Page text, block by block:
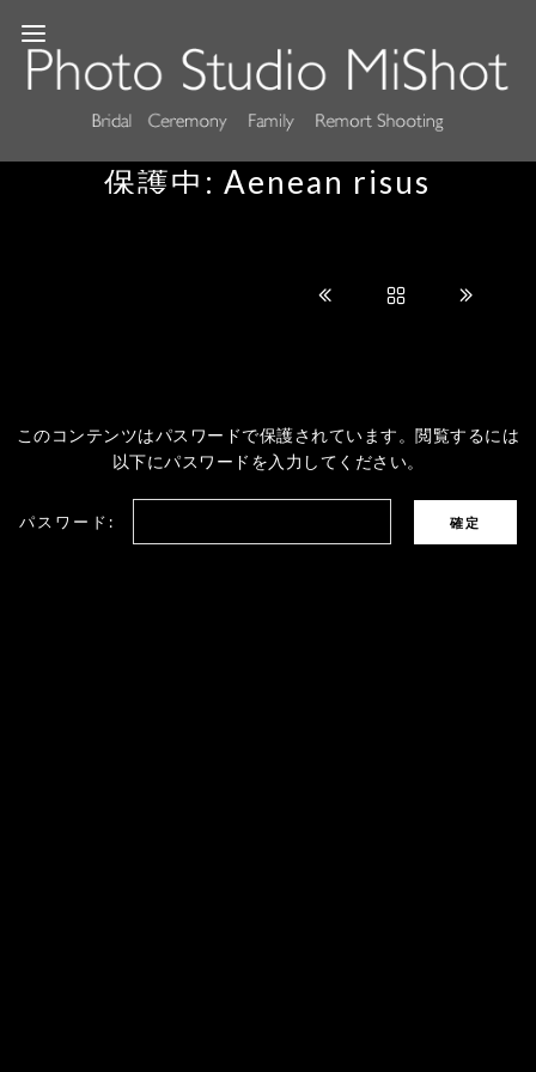
保護中: Aenean risus
このコンテンツはパスワードで保護されています。閲覧するには
以下にパスワードを入力してください。
パスワード: